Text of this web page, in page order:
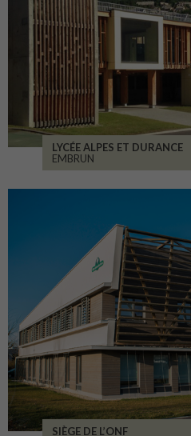
LYCÉE ALPES ET DURANCE
EMBRUN
SIÈGE DE L’ONF